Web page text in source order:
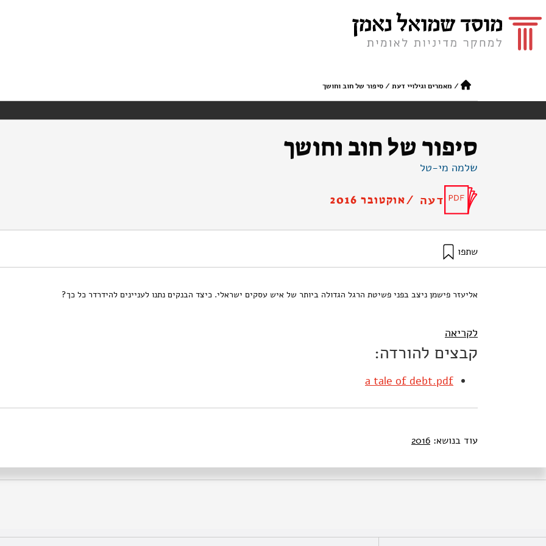
/ מאמרים וגילויי דעת /סיפור של חוב וחושך
סיפור של חוב וחושך
שלמה מי-טל
דעה /אוקטובר 2016
שתפו
אליעזר פישמן ניצב בפני פשיטת הרגל הגדולה ביותר של איש עסקים ישראלי. כיצד הבנקים נתנו לעניינים להידרדר כל כך?
לקריאה
קבצים להורדה:
a tale of debt.pdf
עוד בנושא: 2016